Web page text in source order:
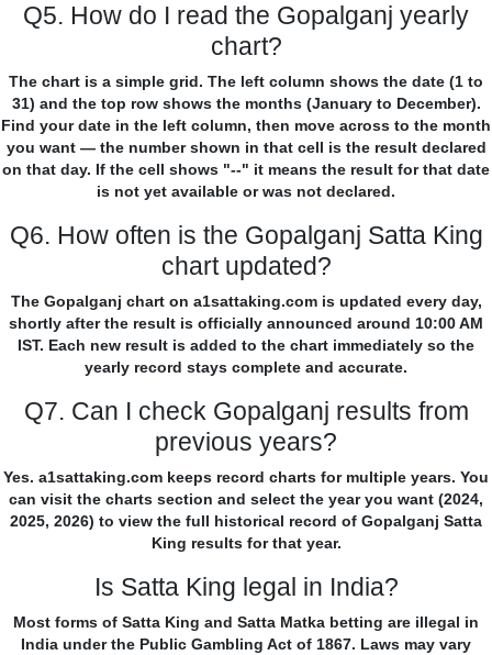
Q5. How do I read the Gopalganj yearly
chart?
The chart is a simple grid. The left column shows the date (1 to
31) and the top row shows the months (January to December).
Find your date in the left column, then move across to the month
you want — the number shown in that cell is the result declared
on that day. If the cell shows "--" it means the result for that date
is not yet available or was not declared.
Q6. How often is the Gopalganj Satta King
chart updated?
The Gopalganj chart on a1sattaking.com is updated every day,
shortly after the result is officially announced around 10:00 AM
IST. Each new result is added to the chart immediately so the
yearly record stays complete and accurate.
Q7. Can I check Gopalganj results from
previous years?
Yes. a1sattaking.com keeps record charts for multiple years. You
can visit the charts section and select the year you want (2024,
2025, 2026) to view the full historical record of Gopalganj Satta
King results for that year.
Is Satta King legal in India?
Most forms of Satta King and Satta Matka betting are illegal in
India under the Public Gambling Act of 1867. Laws may vary